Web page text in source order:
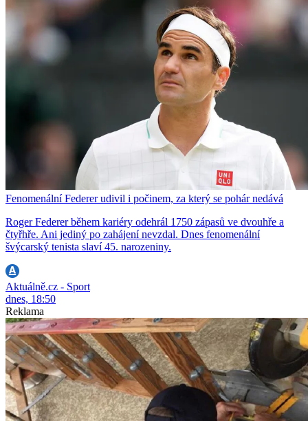
Fenomenální Federer udivil i počinem, za který se pohár nedává
Roger Federer během kariéry odehrál 1750 zápasů ve dvouhře a
čtyřhře. Ani jediný po zahájení nevzdal. Dnes fenomenální
švýcarský tenista slaví 45. narozeniny.
Aktuálně.cz - Sport
dnes, 18:50
Reklama